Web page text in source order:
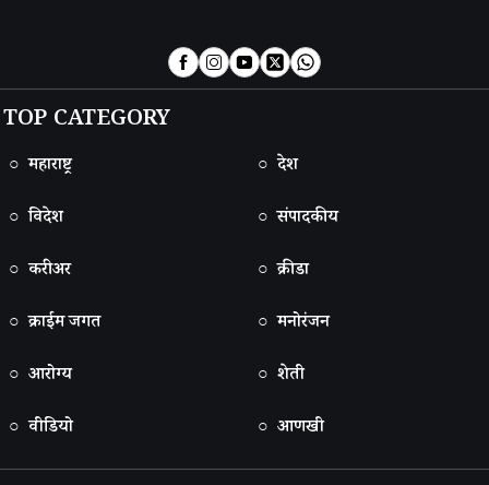
TOP CATEGORY
○ महाराष्ट्र
○ देश
○ विदेश
○ संपादकीय
○ करीअर
○ क्रीडा
○ क्राईम जगत
○ मनोरंजन
○ आरोग्य
○ शेती
○ वीडियो
○ आणखी